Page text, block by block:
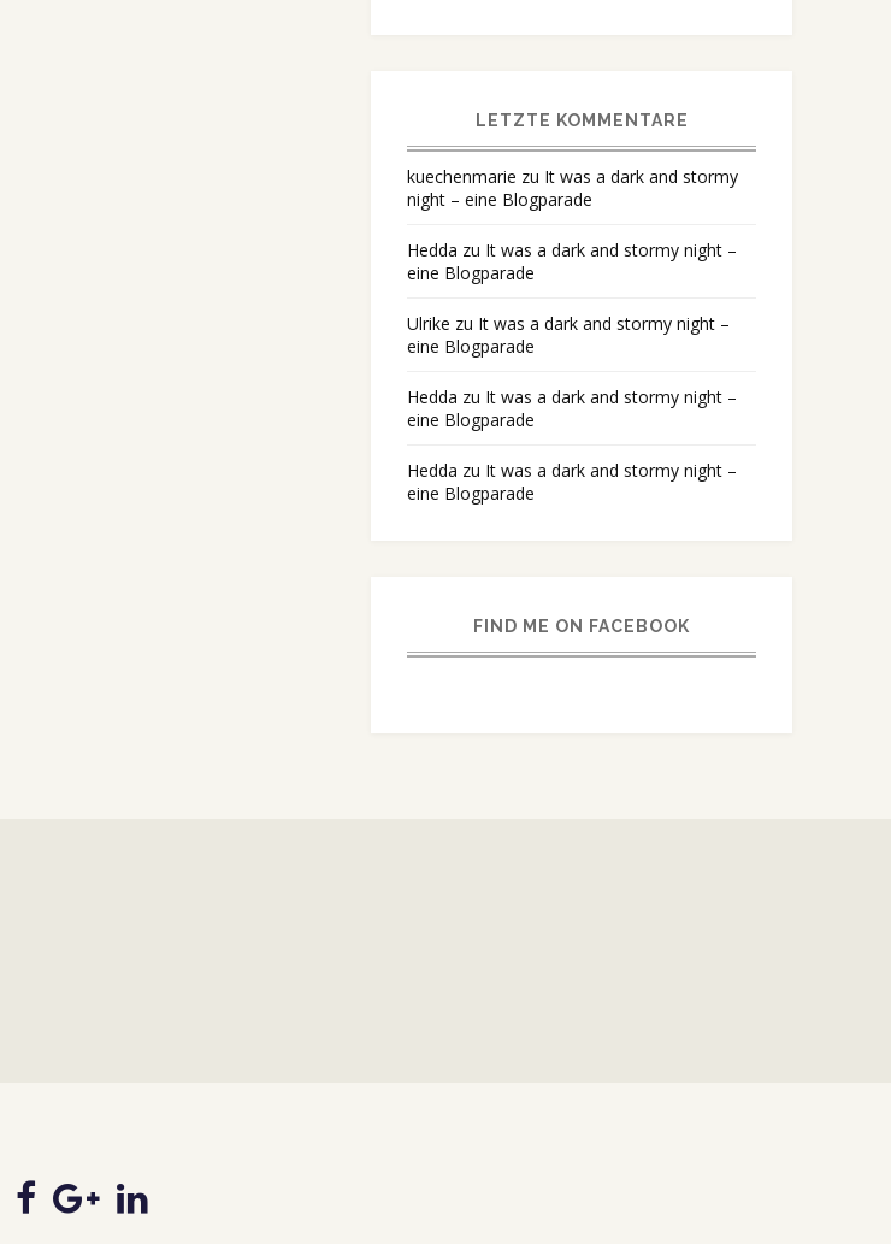
LETZTE KOMMENTARE
kuechenmarie zu It was a dark and stormy
night – eine Blogparade
Hedda zu It was a dark and stormy night –
eine Blogparade
Ulrike zu It was a dark and stormy night –
eine Blogparade
Hedda zu It was a dark and stormy night –
eine Blogparade
Hedda zu It was a dark and stormy night –
eine Blogparade
FIND ME ON FACEBOOK